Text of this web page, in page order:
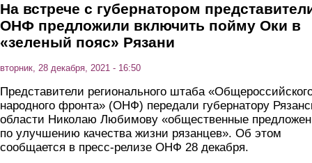
На встрече с губернатором
ОНФ предложили включить пойму Оки в
«зеленый пояс» Рязани
вторник, 28 декабря, 2021 - 16:50
Представители регионального штаба
народного фронта» (ОНФ) передали губернатору
области Николаю Любимову «общественные
по улучшению качества жизни рязанцев». Об этом
сообщается в пресс-релизе ОНФ 28 декабря.